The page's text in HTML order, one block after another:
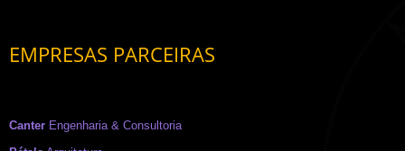
EMPRESAS PARCEIRAS
Canter Engenharia & Consultoria